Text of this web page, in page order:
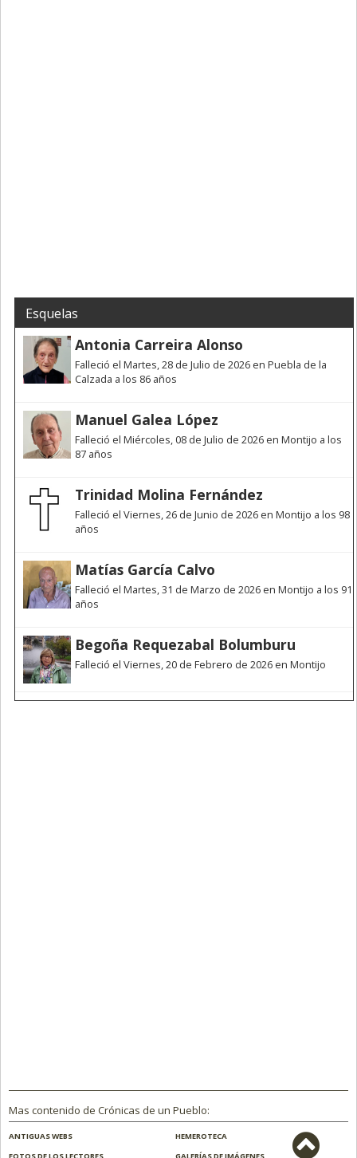
Esquelas
Antonia Carreira Alonso
Falleció el Martes, 28 de Julio de 2026 en Puebla de la
Calzada a los 86 años
Manuel Galea López
Falleció el Miércoles, 08 de Julio de 2026 en Montijo a los
87 años
Trinidad Molina Fernández
Falleció el Viernes, 26 de Junio de 2026 en Montijo a los 98
años
Matías García Calvo
Falleció el Martes, 31 de Marzo de 2026 en Montijo a los 91
años
Begoña Requezabal Bolumburu
Falleció el Viernes, 20 de Febrero de 2026 en Montijo
Mas contenido de Crónicas de un Pueblo:
ANTIGUAS WEBS
HEMEROTECA
FOTOS DE LOS LECTORES
GALERÍAS DE IMÁGENES